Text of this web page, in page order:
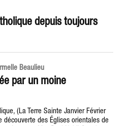
depuis toujours
Beaulieu
par un moine
(La Terre Sainte Janvier Février
découverte des Églises orientales de